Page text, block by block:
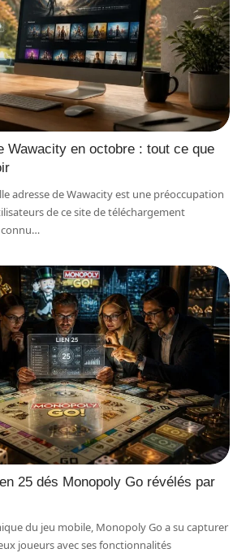
Wawacity en octobre : tout ce que
adresse de Wawacity est une préoccupation
de ce site de téléchargement
…
25 dés Monopoly Go révélés par
du jeu mobile, Monopoly Go a su capturer
joueurs avec ses fonctionnalités